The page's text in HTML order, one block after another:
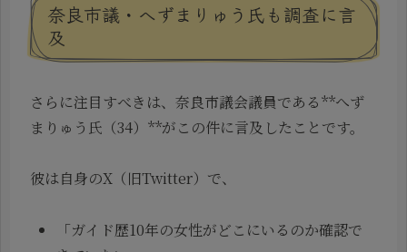
奈良市議・へずまりゅう氏も調査に言
及
さらに注目すべきは、奈良市議会議員である**へず
まりゅう氏（34）**がこの件に言及したことです。
彼は自身のX（旧Twitter）で、
「ガイド歴10年の女性がどこにいるのか確認で